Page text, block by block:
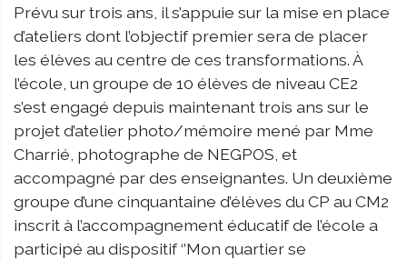
Prévu sur trois ans, il s’appuie sur la mise en place
d’ateliers dont l’objectif premier sera de placer
les élèves au centre de ces transformations. À
l’école, un groupe de 10 élèves de niveau CE2
s’est engagé depuis maintenant trois ans sur le
projet d’atelier photo/mémoire mené par Mme
Charrié, photographe de NEGPOS, et
accompagné par des enseignantes. Un deuxième
groupe d’une cinquantaine d’élèves du CP au CM2
inscrit à l’accompagnement éducatif de l’école a
participé au dispositif ‘’Mon quartier se